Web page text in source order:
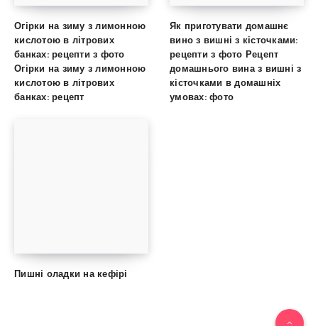
Огірки на зиму з лимонною
кислотою в літрових
банках: рецепти з фото
Огірки на зиму з лимонною
кислотою в літрових
банках: рецепт
Як приготувати домашнє
вино з вишні з кісточками:
рецепти з фото Рецепт
домашнього вина з вишні з
кісточками в домашніх
умовах: фото
Пишні оладки на кефірі